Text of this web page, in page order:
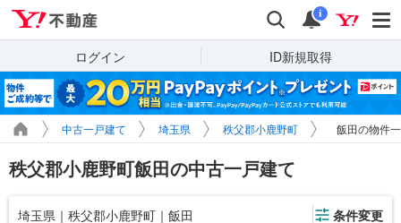
検索 通知
i
ログイン ID新規取得
中古一戸建て 埼玉県 秩父郡小鹿野町 飯田の物件
秩父郡小鹿野町飯田の中古一戸建て
埼玉県｜秩父郡小鹿野町｜飯田 条件変更